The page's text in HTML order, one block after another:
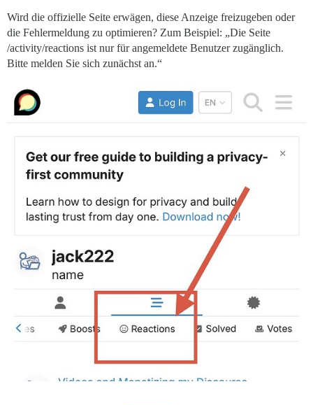
Wird die offizielle Seite erwägen, diese Anzeige freizugeben oder
die Fehlermeldung zu optimieren? Zum Beispiel: „Die Seite
/activity/reactions ist nur für angemeldete Benutzer zugänglich.
Bitte melden Sie sich zunächst an.“